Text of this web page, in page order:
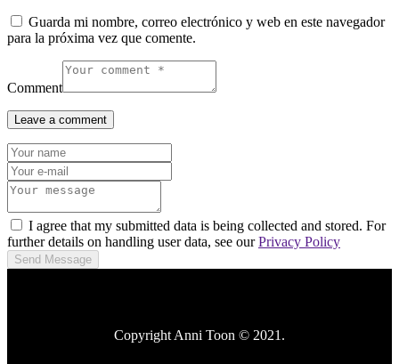
Guarda mi nombre, correo electrónico y web en este navegador
para la próxima vez que comente.
Comment
I agree that my submitted data is being collected and stored. For
further details on handling user data, see ourPrivacy Policy
Send Message
Copyright Anni Toon © 2021.